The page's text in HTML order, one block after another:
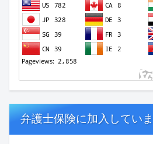
弁護士保険に加入していま